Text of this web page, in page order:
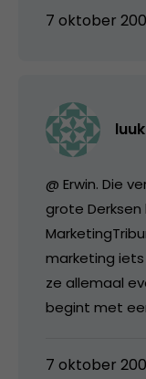
7 oktober
@ Erwin. Die
grote
marketing iets
ze allemaal
begint met
7 oktober